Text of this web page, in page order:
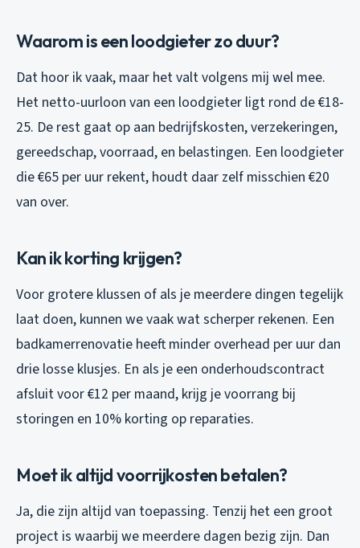
Waarom is een loodgieter zo duur?
Dat hoor ik vaak, maar het valt volgens mij wel mee.
Het netto-uurloon van een loodgieter ligt rond de €18-
25. De rest gaat op aan bedrijfskosten, verzekeringen,
gereedschap, voorraad, en belastingen. Een loodgieter
die €65 per uur rekent, houdt daar zelf misschien €20
van over.
Kan ik korting krijgen?
Voor grotere klussen of als je meerdere dingen tegelijk
laat doen, kunnen we vaak wat scherper rekenen. Een
badkamerrenovatie heeft minder overhead per uur dan
drie losse klusjes. En als je een onderhoudscontract
afsluit voor €12 per maand, krijg je voorrang bij
storingen en 10% korting op reparaties.
Moet ik altijd voorrijkosten betalen?
Ja, die zijn altijd van toepassing. Tenzij het een groot
project is waarbij we meerdere dagen bezig zijn. Dan